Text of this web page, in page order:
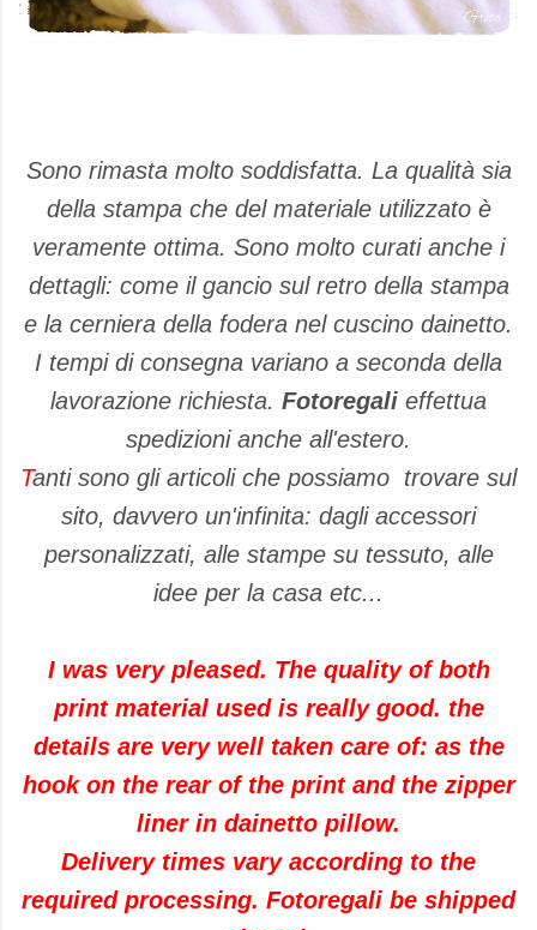
Sono rimasta molto soddisfatta. La qualità sia
della stampa che del materiale utilizzato è
veramente ottima. Sono molto curati anche i
dettagli: come il gancio sul retro della stampa
e la cerniera della fodera nel cuscino dainetto.
I tempi di consegna variano a seconda della
lavorazione richiesta. Fotoregali effettua
spedizioni anche all'estero.
Tanti sono gli articoli che possiamo trovare sul
sito, davvero un'infinita: dagli accessori
personalizzati, alle stampe su tessuto, alle
idee per la casa etc...
I was very pleased. The quality of both
print material used is really good. the
details are very well taken care of: as the
hook on the rear of the print and the zipper
liner in dainetto pillow.
Delivery times vary according to the
required processing. Fotoregali be shipped